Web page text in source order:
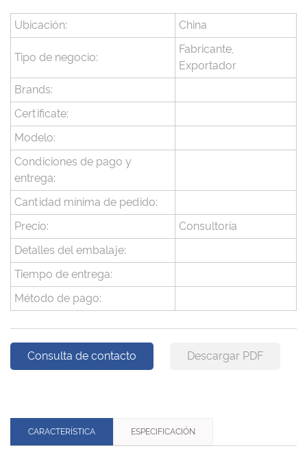
Ubicación: China
Tipo de negocio:
Fabricante,
Exportador
Brands:
Certificate:
Modelo:
Condiciones de pago y
entrega:
Cantidad mínima de pedido:
Precio:
Consultoría
Detalles del embalaje:
Tiempo de entrega:
Método de pago:
Consulta de contacto Descargar PDF
CARACTERÍSTICA ESPECIFICACIÓN